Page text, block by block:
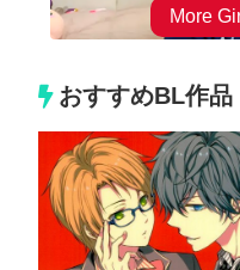
おすすめBL作品